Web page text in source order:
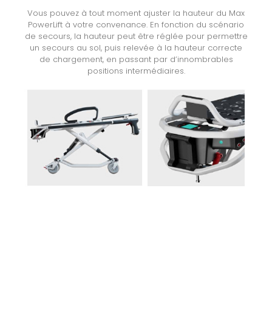
Vous pouvez à tout moment ajuster la hauteur du Max
PowerLift à votre convenance. En fonction du scénario
de secours, la hauteur peut être réglée pour permettre
un secours au sol, puis relevée à la hauteur correcte
de chargement, en passant par d’innombrables
positions intermédiaires.